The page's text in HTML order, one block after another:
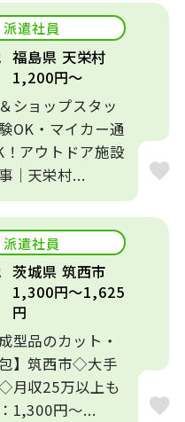
派遣社員
福島県 天栄村
1,200円～
ショップスタッ
OK・マイカー通
アウトドア施設
｜天栄村...
派遣社員
茨城県 筑西市
1,300円～1,625
円
型品のカット・
】筑西市◇大手
月収25万以上も
1,300円～...